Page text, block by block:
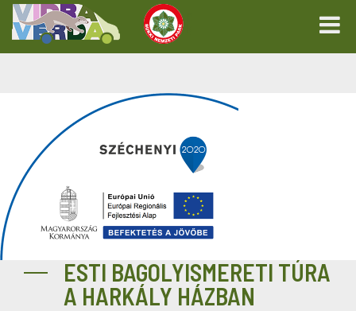
ESTI BAGOLYISMERETI TÚRA
A HARKÁLY HÁZBAN